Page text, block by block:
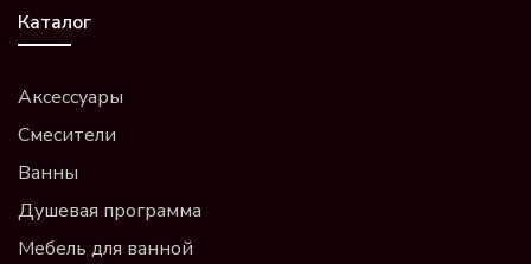
Каталог
Аксессуары
Смесители
Ванны
Душевая программа
Мебель для ванной